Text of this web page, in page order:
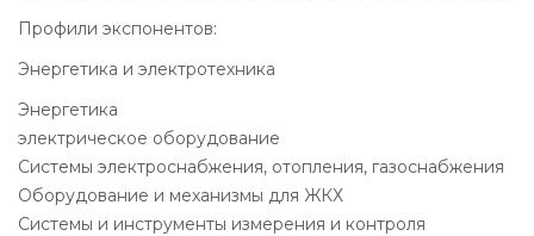
Профили экспонентов:
Энергетика и электротехника
Энергетика
электрическое оборудование
Системы электроснабжения, отопления, газоснабжения
Оборудование и механизмы для ЖКХ
Системы и инструменты измерения и контроля